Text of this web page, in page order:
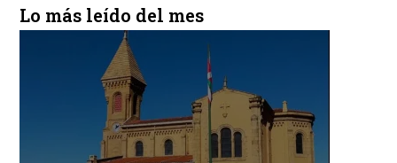
Lo más leído del mes